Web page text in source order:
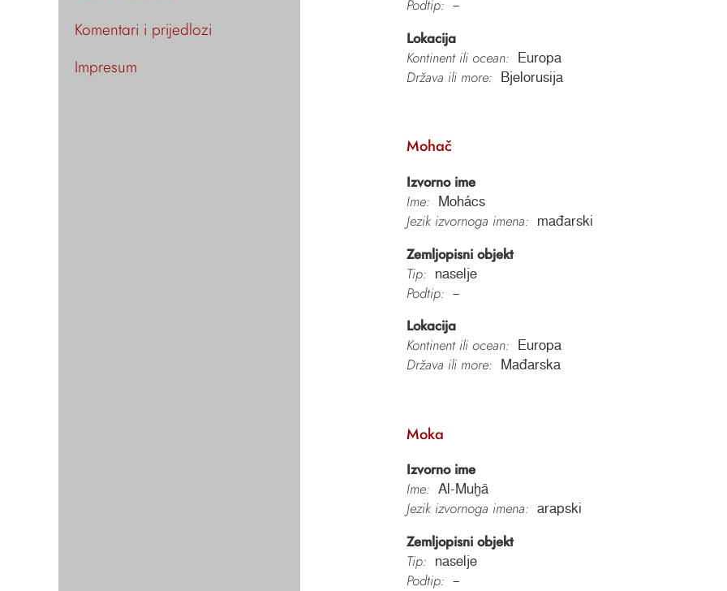
Komentari i prijedlozi
Impresum
Podtip: –
Lokacija
Kontinent ili ocean:
Europa
Država ili more: Bjelorusija
Mohač
Izvorno ime
Ime:
Mohács
Jezik izvornoga imena: mađarski
Zemljopisni objekt
Tip:
naselje
Podtip: –
Lokacija
Kontinent ili ocean:
Europa
Država ili more: Mađarska
Moka
Izvorno ime
Ime:
Al-Muḫā
Jezik izvornoga imena: arapski
Zemljopisni objekt
Tip:
naselje
Podtip: –